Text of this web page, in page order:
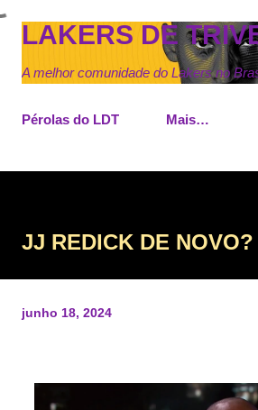
Pular para o conteúdo
LAKERS DE
A melhor comunidade do Lakers no
Pérolas do LDT Mais…
JJ REDICK DE NOVO?
junho 18, 2024